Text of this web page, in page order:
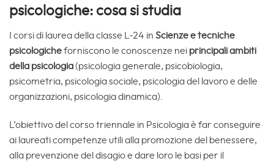
psicologiche: cosa si studia
I corsi di laurea della classe L-24 in Scienze e tecniche
psicologicheforniscono le conoscenze nei principali ambiti
della psicologia(psicologia generale, psicobiologia,
psicometria, psicologia sociale, psicologia del lavoro e delle
organizzazioni, psicologia dinamica).
L’obiettivo del corso triennale in Psicologia è far conseguire
ai laureati competenze utili alla promozione del benessere,
alla prevenzione del disagio e dare loro le basi per il